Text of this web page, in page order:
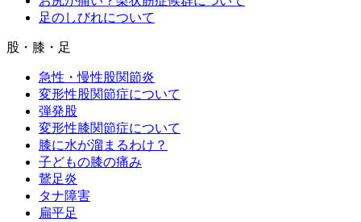
足のしびれについて
股・膝・足
急性・慢性股関節炎
変形性股関節症について
弾発股
変形性膝関節症について
膝に水が溜まるわけ？
子どもの膝の痛み
鵞足炎
タナ障害
扁平足